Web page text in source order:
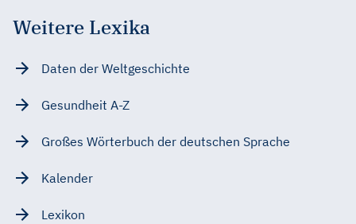
Weitere Lexika
Daten der Weltgeschichte
Gesundheit A-Z
Großes Wörterbuch der deutschen Sprache
Kalender
Lexikon